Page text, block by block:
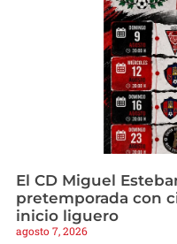
El CD Miguel
pretemporada con
inicio liguero
agosto 7, 2026